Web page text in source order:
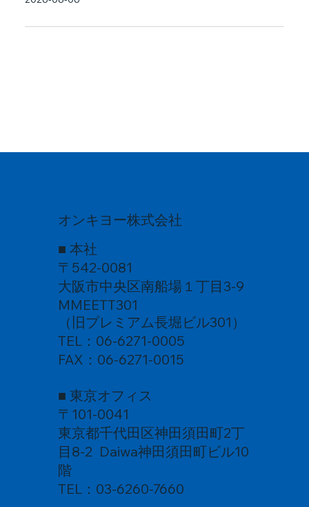
オンキヨー株式会社
■ 本社
〒542-0081
大阪市中央区南船場１丁目3-9
MMEETT301
（旧プレミアム長堀ビル301）
TEL：06-6271-0005
FAX：06-6271-0015
■ 東京オフィス
〒101-0041
東京都千代田区神田須田町2丁
目8-2 Daiwa神田須田町ビル10
階
TEL：03-6260-7660